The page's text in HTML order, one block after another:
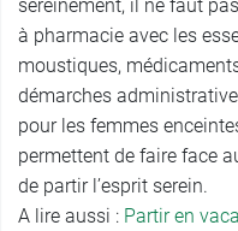
sereinement, il ne faut
à pharmacie avec les
moustiques,
démarches
pour les femmes
permettent de faire face
de partir l’esprit serein.
A lire aussi : Partir en